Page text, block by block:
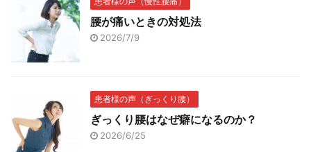
腰が痛いときの対処法
2026/7/9
患者様の声（ぎっくり腰）
ぎっくり腰はなぜ癖になるのか？
2026/6/25